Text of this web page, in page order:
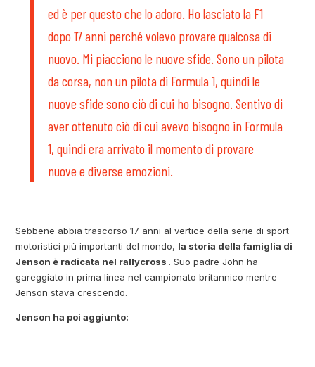
ed è per questo che lo adoro. Ho lasciato la F1
dopo 17 anni perché volevo provare qualcosa di
nuovo. Mi piacciono le nuove sfide. Sono un pilota
da corsa, non un pilota di Formula 1, quindi le
nuove sfide sono ciò di cui ho bisogno. Sentivo di
aver ottenuto ciò di cui avevo bisogno in Formula
1, quindi era arrivato il momento di provare
nuove e diverse emozioni.
Sebbene abbia trascorso 17 anni al vertice della serie di sport
motoristici più importanti del mondo, la storia della famiglia di
Jenson è radicata nel rallycross . Suo padre John ha
gareggiato in prima linea nel campionato britannico mentre
Jenson stava crescendo.
Jenson ha poi aggiunto: